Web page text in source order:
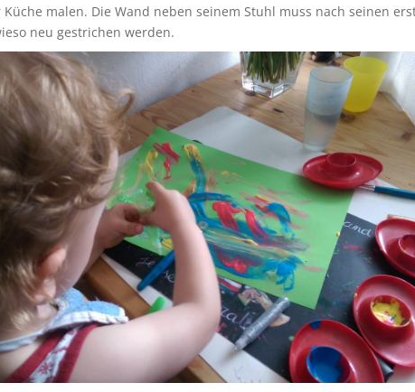
malen. Die Wand neben seinem Stuhl muss nach seinen
neu gestrichen werden.